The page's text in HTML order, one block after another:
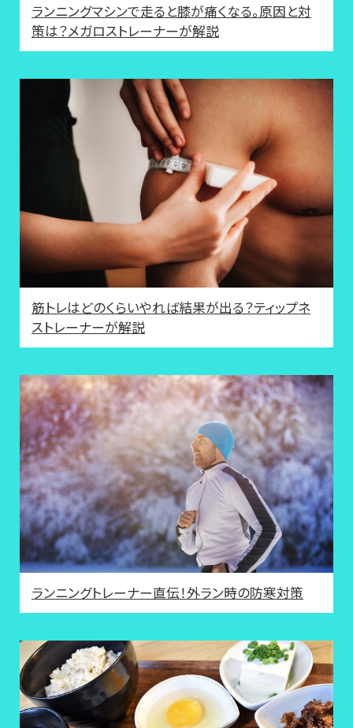
ランニングマシンで走ると膝が痛くなる。原因と対
策は？メガロストレーナーが解説
筋トレはどのくらいやれば結果が出る？ティップネ
ストレーナーが解説
ランニングトレーナー直伝！外ラン時の防寒対策